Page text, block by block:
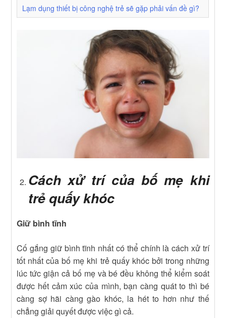
Lạm dụng thiết bị công nghệ trẻ sẽ gặp phải vấn đề gì?
Cách xử trí của bố mẹ khi
trẻ quấy khóc
Giữ bình tĩnh
Cố gắng giữ bình tĩnh nhất có thể chính là cách xử trí
tốt nhất của bố mẹ khi trẻ quấy khóc bởi trong những
lúc tức giận cả bố mẹ và bé đều không thể kiểm soát
được hết cảm xúc của mình, bạn càng quát to thì bé
càng sợ hãi càng gào khóc, la hét to hơn như thế
chẳng giải quyết được việc gì cả.